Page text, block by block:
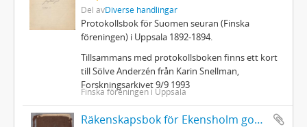
Del avDiverse handlingar
Protokollsbok för Suomen seuran (Finska
föreningen) i Uppsala 1892-1894.
Tillsammans med protokollsboken finns ett kort
till Sölve Anderzén från Karin Snellman,
Forskningsarkivet 9/9 1993
Finska föreningen i Uppsala
Räkenskapsbok för Ekensholm gods, Röjdafors, Västra Hammar och Edsele Kvarn